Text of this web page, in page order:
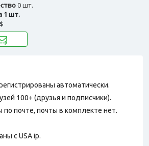
0 шт.
1 шт.
автоматически.
100+ (друзья и подписчики).
почте, почты в комплекте нет.
с USA ip.